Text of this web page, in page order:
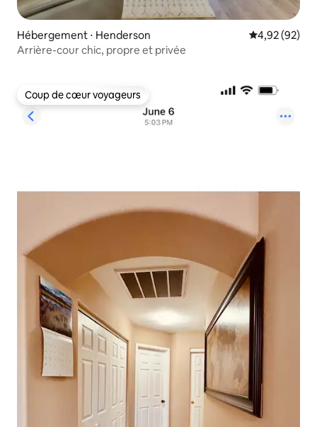
Hébergement ⋅ Henderson Évaluation
4,92 (92)
Arrière-cour chic, propre et privée
Coup de cœur voyageurs
Coup de cœur voyageurs